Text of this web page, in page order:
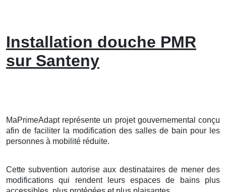
Installation douche PMR
sur Santeny
MaPrimeAdapt représente un projet gouvernemental conçu
afin de faciliter la modification des salles de bain pour les
personnes à mobilité réduite.
Cette subvention autorise aux destinataires de mener des
modifications qui rendent leurs espaces de bains plus